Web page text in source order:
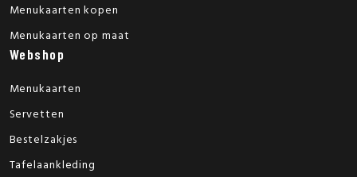
Menukaarten kopen
Menukaarten op maat
Webshop
Menukaarten
Servetten
Bestelzakjes
Tafelaankleding